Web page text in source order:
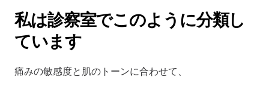
私は診察室でこのように分類し
ています
痛みの敏感度と肌のトーンに合わせて、